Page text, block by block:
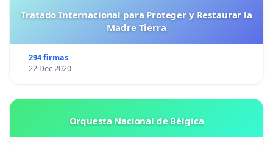
Tratado Internacional para Proteger y Restaurar la
Madre Tierra
294 firmas
22 Dec 2020
Orquesta Nacional de Bélgica